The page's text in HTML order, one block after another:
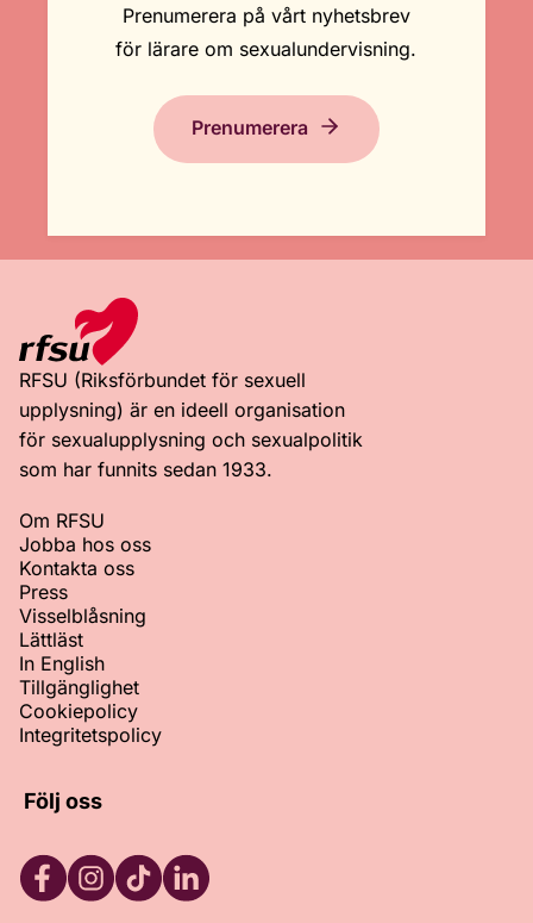
Prenumerera på vårt nyhetsbrev
för lärare om sexualundervisning.
Prenumerera
RFSU (Riksförbundet för sexuell
upplysning) är en ideell organisation
för sexualupplysning och sexualpolitik
som har funnits sedan 1933.
Om RFSU
Jobba hos oss
Kontakta oss
Press
Visselblåsning
Lättläst
In English
Tillgänglighet
Cookiepolicy
Integritetspolicy
Följ oss